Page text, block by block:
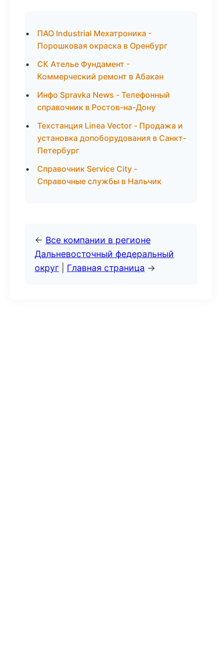
ПАО Industrial Мехатроника -
Порошковая окраска в Оренбург
СК Ателье Фундамент -
Коммерческий ремонт в Абакан
Инфо Spravka News - Телефонный
справочник в Ростов-на-Дону
Техстанция Linea Vector - Продажа и
установка допоборудования в Санкт-
Петербург
Справочник Service City -
Справочные службы в Нальчик
← Все компании в регионе
Дальневосточный федеральный
округ
Главная страница →